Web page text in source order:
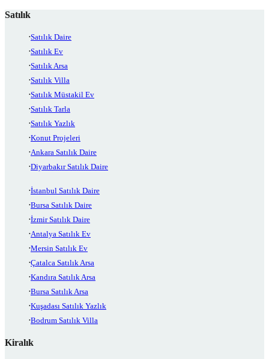
Satılık
Satılık Daire
Satılık Ev
Satılık Arsa
Satılık Villa
Satılık Müstakil Ev
Satılık Tarla
Satılık Yazlık
Konut Projeleri
Ankara Satılık Daire
Diyarbakır Satılık Daire
İstanbul Satılık Daire
Bursa Satılık Daire
İzmir Satılık Daire
Antalya Satılık Ev
Mersin Satılık Ev
Çatalca Satılık Arsa
Kandıra Satılık Arsa
Bursa Satılık Arsa
Kuşadası Satılık Yazlık
Bodrum Satılık Villa
Kiralık